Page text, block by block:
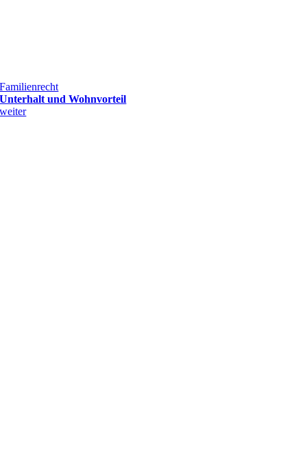
Familienrecht
Unterhalt und Wohnvorteil
weiter